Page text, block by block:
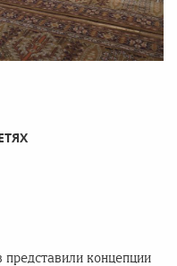
представили концепции